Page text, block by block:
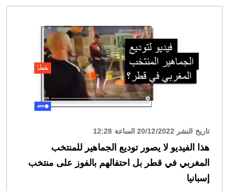
تاريخ النشر 20/12/2022 الساعة 12:28
هذا الفيديو لا يصور توديع الجماهير للمنتخب
المغربي في قطر بل احتفالهم بالفوز على منتخب
إسبانيا